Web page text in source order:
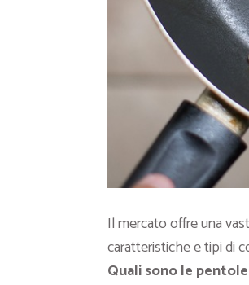
Il mercato offre una
caratteristiche e tipi di
Quali sono le